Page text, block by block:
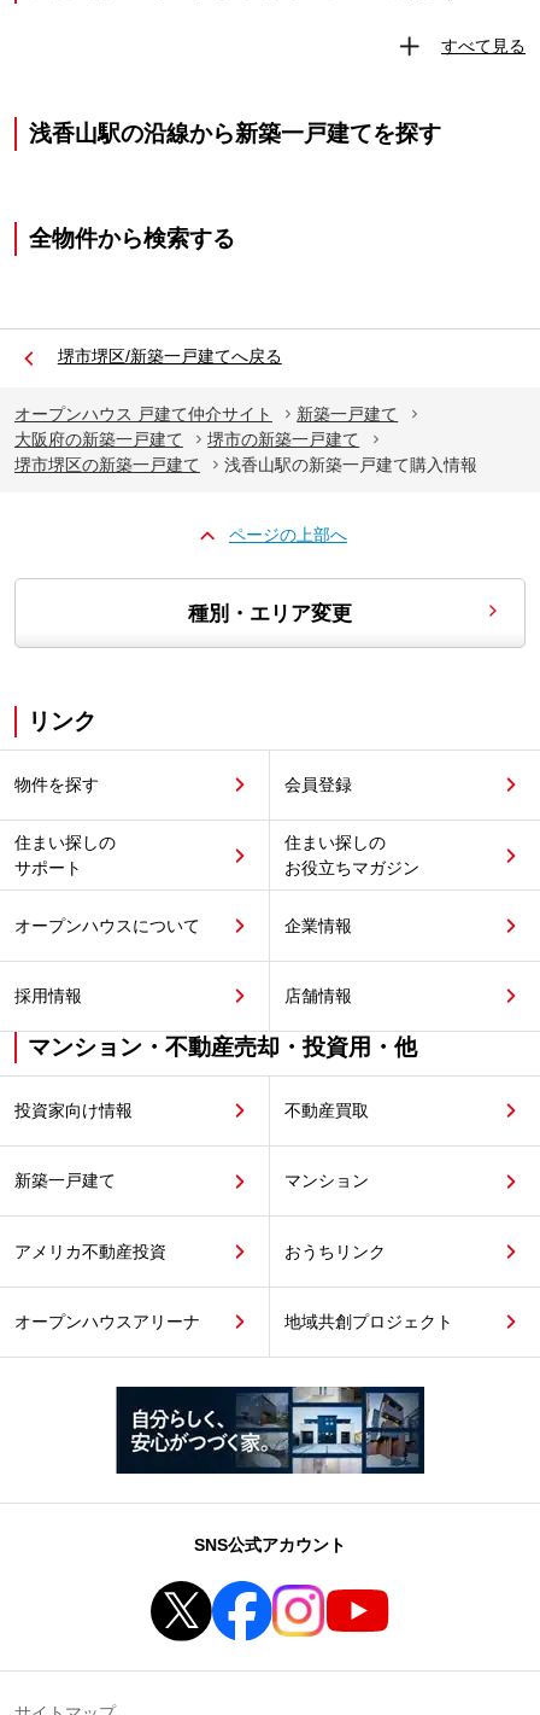
すべて見る
浅香山駅の沿線から新築一戸建てを探す
全物件から検索する
堺市堺区/新築一戸建てへ戻る
オープンハウス 戸建て仲介サイト
新築一戸建て
大阪府の新築一戸建て
堺市の新築一戸建て
堺市堺区の新築一戸建て
浅香山駅の新築一戸建て購入情報
ページの上部へ
種別・エリア変更
リンク
物件を探す 会員登録
住まい探しの
サポート
住まい探しの
お役立ちマガジン
オープンハウスについて 企業情報
採用情報 店舗情報
マンション・不動産売却・投資用・他
投資家向け情報 不動産買取
新築一戸建て マンション
アメリカ不動産投資 おうちリンク
オープンハウスアリーナ 地域共創プロジェクト
SNS公式アカウント